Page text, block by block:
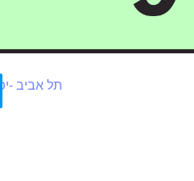
תל אביב -יפו